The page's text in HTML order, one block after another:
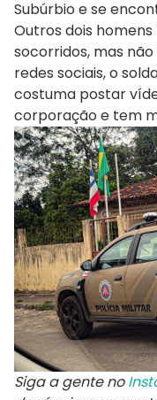
Subúrbio e se
Outros dois
socorridos, mas
redes sociais, o
costuma postar
corporação e tem
Siga a gente no